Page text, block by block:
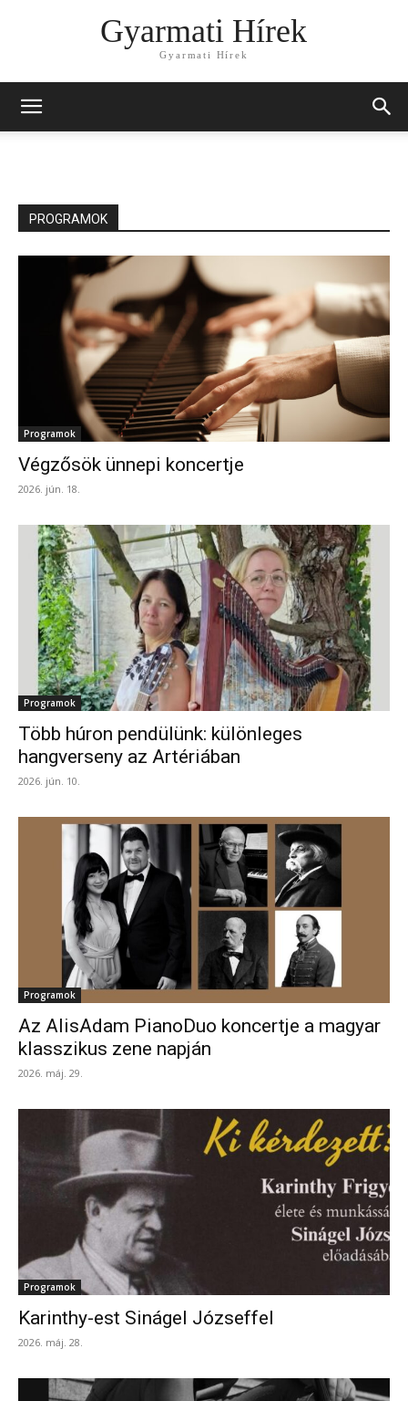
Gyarmati Hírek
Gyarmati Hírek
PROGRAMOK
Programok
Végzősök ünnepi koncertje
2026. jún. 18.
Programok
Több húron pendülünk: különleges
hangverseny az Artériában
2026. jún. 10.
Programok
Az AlisAdam PianoDuo koncertje a magyar
klasszikus zene napján
2026. máj. 29.
Programok
Karinthy-est Sinágel Józseffel
2026. máj. 28.